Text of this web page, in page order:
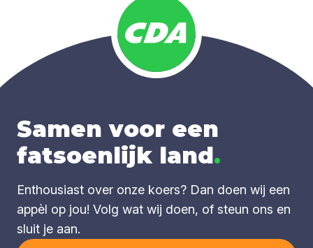
Samen voor een
fatsoenlijk land.
Enthousiast over onze koers? Dan doen wij een
appèl op jou! Volg wat wij doen, of steun ons en
sluit je aan.